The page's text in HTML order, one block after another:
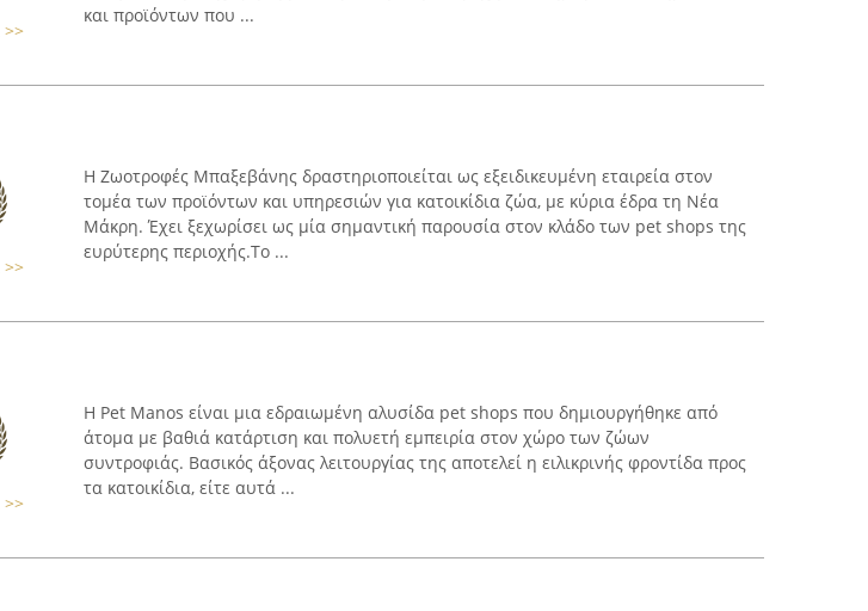
>>
και προϊόντων που ...
>>
Η Ζωοτροφές Μπαξεβάνης δραστηριοποιείται ως εξειδικευμένη εταιρεία στον
τομέα των προϊόντων και υπηρεσιών για κατοικίδια ζώα, με κύρια έδρα τη Νέα
Μάκρη. Έχει ξεχωρίσει ως μία σημαντική παρουσία στον κλάδο των pet shops της
ευρύτερης περιοχής.Το ...
>>
Η Pet Manos είναι μια εδραιωμένη αλυσίδα pet shops που δημιουργήθηκε από
άτομα με βαθιά κατάρτιση και πολυετή εμπειρία στον χώρο των ζώων
συντροφιάς. Βασικός άξονας λειτουργίας της αποτελεί η ειλικρινής φροντίδα προς
τα κατοικίδια, είτε αυτά ...